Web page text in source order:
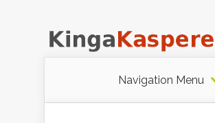
Navigation Menu